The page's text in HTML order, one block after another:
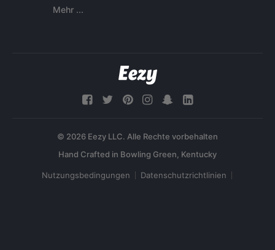
Mehr ...
© 2026 Eezy LLC. Alle Rechte vorbehalten
Nutzungsbedingungen Datenschutzrichtlinien